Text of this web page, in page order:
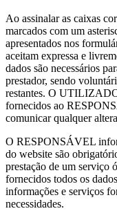
Ao assinalar as caixas
marcados com um
apresentados nos
aceitam expressa e
dados são necessários
prestador, sendo
restantes. O
fornecidos ao
comunicar qualquer
O RESPONSÁVEL
do website são
prestação de um
fornecidos todos os
informações e serviços
necessidades.